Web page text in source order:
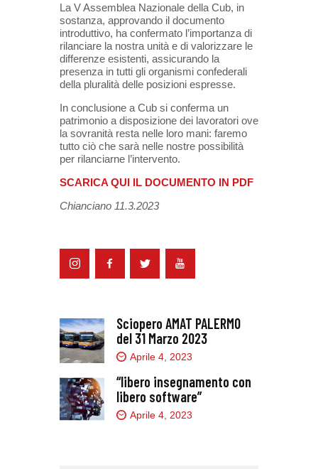
La V Assemblea Nazionale della Cub, in
sostanza, approvando il documento
introduttivo, ha confermato l’importanza di
rilanciare la nostra unità e di valorizzare le
differenze esistenti, assicurando la
presenza in tutti gli organismi confederali
della pluralità delle posizioni espresse.
In conclusione a Cub si conferma un
patrimonio a disposizione dei lavoratori ove
la sovranità resta nelle loro mani: faremo
tutto ciò che sarà nelle nostre possibilità
per rilanciarne l’intervento.
SCARICA QUI IL DOCUMENTO IN PDF
Chianciano 11.3.2023
Sciopero AMAT PALERMO
del 31 Marzo 2023
Aprile 4, 2023
“libero insegnamento con
libero software”
Aprile 4, 2023